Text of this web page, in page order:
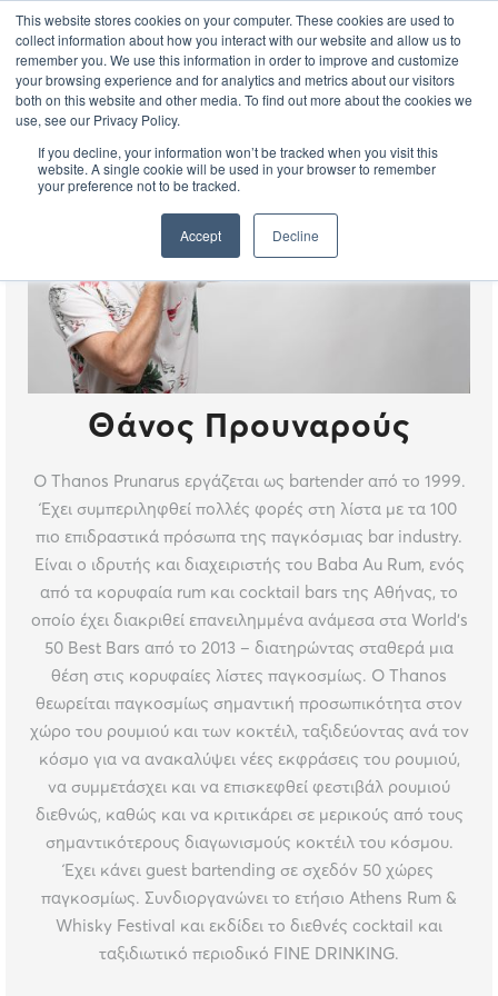
This website stores cookies on your computer. These cookies are used to
collect information about how you interact with our website and allow us to
remember you. We use this information in order to improve and customize
your browsing experience and for analytics and metrics about our visitors
both on this website and other media. To find out more about the cookies we
use, see our Privacy Policy.
If you decline, your information won’t be tracked when you visit this
website. A single cookie will be used in your browser to remember
your preference not to be tracked.
Accept Decline
EL
Θάνος Προυναρούς
Ο Thanos Prunarus εργάζεται ως bartender από το 1999.
Έχει συμπεριληφθεί πολλές φορές στη λίστα με τα 100
πιο επιδραστικά πρόσωπα της παγκόσμιας bar industry.
Είναι ο ιδρυτής και διαχειριστής του Baba Au Rum, ενός
από τα κορυφαία rum και cocktail bars της Αθήνας, το
οποίο έχει διακριθεί επανειλημμένα ανάμεσα στα World’s
50 Best Bars από το 2013 – διατηρώντας σταθερά μια
θέση στις κορυφαίες λίστες παγκοσμίως. Ο Thanos
θεωρείται παγκοσμίως σημαντική προσωπικότητα στον
χώρο του ρουμιού και των κοκτέιλ, ταξιδεύοντας ανά τον
κόσμο για να ανακαλύψει νέες εκφράσεις του ρουμιού,
να συμμετάσχει και να επισκεφθεί φεστιβάλ ρουμιού
διεθνώς, καθώς και να κριτικάρει σε μερικούς από τους
σημαντικότερους διαγωνισμούς κοκτέιλ του κόσμου.
Έχει κάνει guest bartending σε σχεδόν 50 χώρες
παγκοσμίως. Συνδιοργανώνει το ετήσιο Athens Rum &
Whisky Festival και εκδίδει το διεθνές cocktail και
ταξιδιωτικό περιοδικό FINE DRINKING.